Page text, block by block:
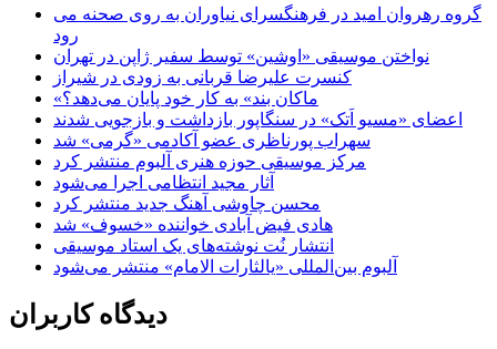
گروه رهروان امید در فرهنگسرای نیاوران به روی صحنه می
رود
نواختن موسیقی «اوشین» توسط سفیر ژاپن در تهران
کنسرت علیرضا قربانی به زودی در شیراز
«ماکان بند» به کار خود پایان می‌دهد؟
اعضای «مسیو اَتک» در سنگاپور بازداشت و بازجویی شدند
سهراب پورناظری عضو آکادمی «گرمی» شد
مرکز موسیقی حوزه هنری آلبوم منتشر کرد
آثار مجید انتظامی اجرا می‌شود
محسن چاوشی آهنگ جدید منتشر کرد
هادی فیض آبادی خواننده «خسوف» شد
انتشار نُت نوشته‌های یک استاد موسیقی
آلبوم بین‌المللی «یالثارات الامام» منتشر می‌شود
دیدگاه کاربران